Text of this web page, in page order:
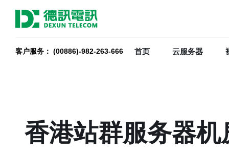
客户服务： (00886)-982-263-666 首页 云服务器
香港站群服务器